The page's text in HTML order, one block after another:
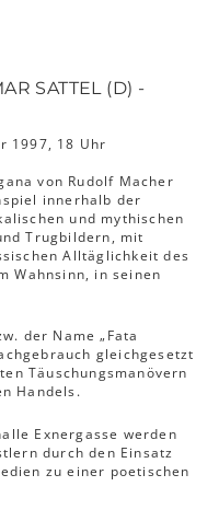
SATTEL (D) -
1997, 18 Uhr
von Rudolf Macher
innerhalb der
und mythischen
Trugbildern, mit
Alltäglichkeit des
Wahnsinn, in seinen
der Name „Fata
gleichgesetzt
Täuschungsmanövern
Handels.
Exnergasse werden
durch den Einsatz
zu einer poetischen